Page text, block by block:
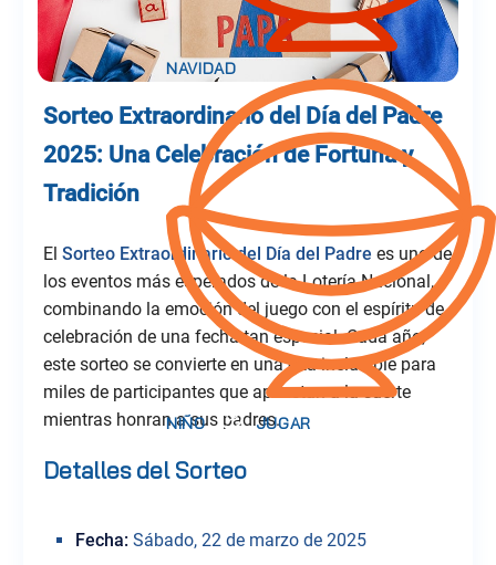
Sorteo Extraordinario del Día del Padre
2025: Una Celebración de Fortuna y
Tradición
El Sorteo Extraordinario del Día del Padre es uno de
los eventos más esperados de la Lotería Nacional,
combinando la emoción del juego con el espíritu de
celebración de una fecha tan especial. Cada año,
este sorteo se convierte en una cita ineludible para
miles de participantes que apuestan a la suerte
mientras honran a sus padres.
Detalles del Sorteo
Fecha:Sábado, 22 de marzo de 2025